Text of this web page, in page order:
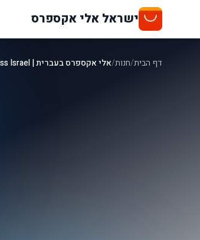
ישראל אלי אקספרס
דף הבית/חנות/אלי אקספרס בעברית | AliExpress Israel - אלי אקספרס ישראל